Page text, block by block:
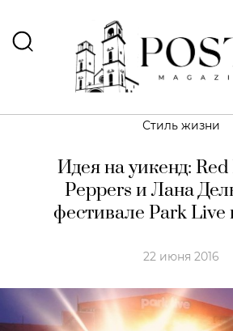
Стиль жизни
Идея на уикенд:
Peppers и Лана
фестивале Park Live
22 июня 2016